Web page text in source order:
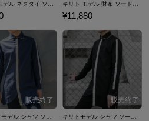
¥11,880
ユージオモデル シャツ ソードアート・オンライン アリシゼーション キリトモデル シャツ ソードアート・オンライン アリシゼーション